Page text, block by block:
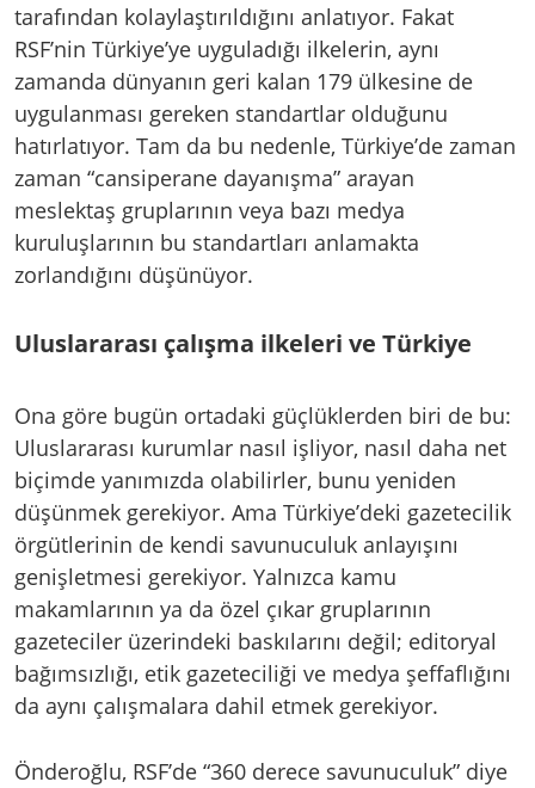
tarafından kolaylaştırıldığını anlatıyor. Fakat
RSF’nin Türkiye’ye uyguladığı ilkelerin, aynı
zamanda dünyanın geri kalan 179 ülkesine de
uygulanması gereken standartlar olduğunu
hatırlatıyor. Tam da bu nedenle, Türkiye’de zaman
zaman “cansiperane dayanışma” arayan
meslektaş gruplarının veya bazı medya
kuruluşlarının bu standartları anlamakta
zorlandığını düşünüyor.
Uluslararası çalışma ilkeleri ve Türkiye
Ona göre bugün ortadaki güçlüklerden biri de bu:
Uluslararası kurumlar nasıl işliyor, nasıl daha net
biçimde yanımızda olabilirler, bunu yeniden
düşünmek gerekiyor. Ama Türkiye’deki gazetecilik
örgütlerinin de kendi savunuculuk anlayışını
genişletmesi gerekiyor. Yalnızca kamu
makamlarının ya da özel çıkar gruplarının
gazeteciler üzerindeki baskılarını değil; editoryal
bağımsızlığı, etik gazeteciliği ve medya şeffaflığını
da aynı çalışmalara dahil etmek gerekiyor.
Önderoğlu, RSF’de “360 derece savunuculuk” diye